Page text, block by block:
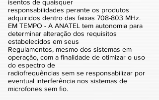
isentos de quaisquer
responsabilidades perante os produtos
adquiridos dentro das faixas 708-803 MHz.
EM TEMPO - A ANATEL tem autonomia para
determinar alteração dos requisitos
estabelecidos em seus
Regulamentos, mesmo dos sistemas em
operação, com a finalidade de otimizar o uso
do espectro de
radiofrequências sem se responsabilizar por
eventual interferência nos sistemas de
microfones sem fio.